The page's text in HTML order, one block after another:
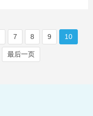
7 8 9 10
最后一页